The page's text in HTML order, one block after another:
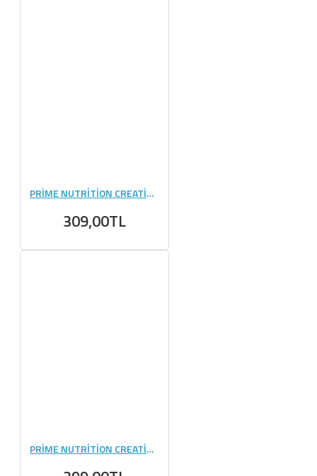
PRİME NUTRİTİON CREATİNE 125 GR
309,00TL
PRİME NUTRİTİON CREATİNE 144 GR (6 GR) - 24 ADET